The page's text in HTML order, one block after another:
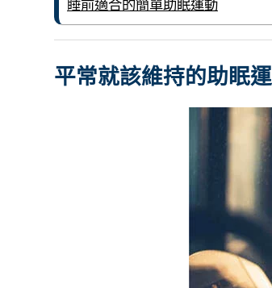
睡前適合的簡單助眠運動
平常就該維持的助眠